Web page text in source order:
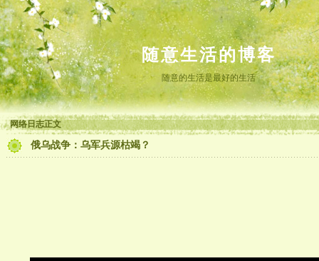
随意生活的博客
随意的生活是最好的生活
网络日志正文
俄乌战争：乌军兵源枯竭？